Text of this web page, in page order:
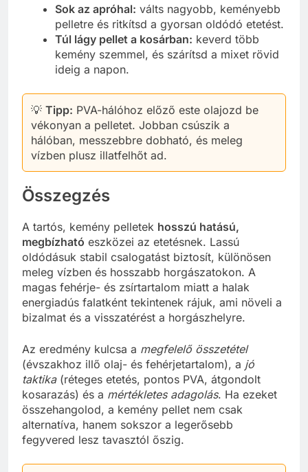
Sok az apróhal: válts nagyobb, keményebb
pelletre és ritkítsd a gyorsan oldódó etetést.
Túl lágy pellet a kosárban: keverd több
kemény szemmel, és szárítsd a mixet rövid
ideig a napon.
💡 Tipp: PVA-hálóhoz előző este olajozd be
vékonyan a pelletet. Jobban csúszik a
hálóban, messzebbre dobható, és meleg
vízben plusz illatfelhőt ad.
Összegzés
A tartós, kemény pelletek hosszú hatású,
megbízható eszközei az etetésnek. Lassú
oldódásuk stabil csalogatást biztosít, különösen
meleg vízben és hosszabb horgászatokon. A
magas fehérje- és zsírtartalom miatt a halak
energiadús falatként tekintenek rájuk, ami növeli a
bizalmat és a visszatérést a horgászhelyre.
Az eredmény kulcsa a megfelelő összetétel
(évszakhoz illő olaj- és fehérjetartalom), a jó
taktika(réteges etetés, pontos PVA, átgondolt
kosarazás) és a mértékletes adagolás. Ha ezeket
összehangolod, a kemény pellet nem csak
alternatíva, hanem sokszor a legerősebb
fegyvered lesz tavasztól őszig.